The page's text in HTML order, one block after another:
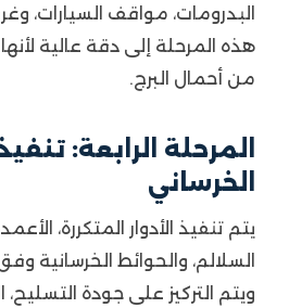
البدرومات، مواقف السيارات،
هذه المرحلة إلى دقة عالية
من أحمال البرج.
المرحلة الرابعة:
الخرساني
يتم تنفيذ الأدوار المتكررة،
السلالم، والحوائط الخرسانية
ويتم التركيز على جودة التسليح،